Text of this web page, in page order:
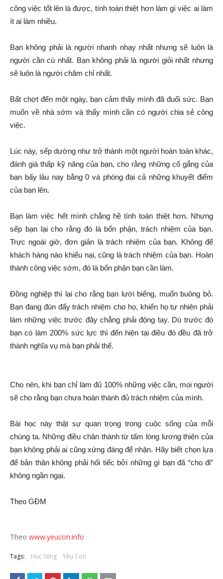
công việc tốt lên là được, tính toán thiệt hơn làm gì việc ai làm
ít ai làm nhiều.
Bạn không phải là người nhanh nhạy nhất nhưng sẽ luôn là
người cần cù nhất. Bạn không phải là người giỏi nhất nhưng
sẽ luôn là người chăm chỉ nhất.
Bất chợt đến một ngày, bạn cảm thấy mình đã đuối sức. Bạn
muốn về nhà sớm và thấy mình cần có người chia sẻ công
việc.
Lúc này, sếp dường như trở thành một người hoàn toàn khác,
đánh giá thấp kỹ năng của bạn, cho rằng những cố gắng của
bạn bấy lâu nay bằng 0 và phóng đại cả những khuyết điểm
của bạn lên.
Bạn làm việc hết mình chẳng hề tính toán thiệt hơn. Nhưng
sếp bạn lại cho rằng đó là bổn phận, trách nhiệm của bạn.
Trực ngoài giờ, đơn giản là trách nhiệm của bạn. Không để
khách hàng nào khiếu nại, cũng là trách nhiệm của bạn. Hoàn
thành công việc sớm, đó là bổn phận bạn cần làm.
Đồng nghiệp thì lại cho rằng bạn lười biếng, muốn buông bỏ.
Bạn đang đùn đẩy trách nhiệm cho họ, khiến họ tự nhiên phải
làm những việc trước đây chẳng phải động tay. Dù trước đó
bạn có làm 200% sức lực thì đến hiện tại điều đó đều đã trở
thành nghĩa vụ mà bạn phải thế.
Cho nên, khi bạn chỉ làm đủ 100% những việc cần, mọi người
sẽ cho rằng bạn chưa hoàn thành đủ trách nhiệm của mình.
Bài học này thật sự quan trọng trong cuộc sống của mỗi
chúng ta. Những điều chân thành từ tấm lòng lương thiện của
bạn không phải ai cũng xứng đáng để nhận. Hãy biết chọn lựa
để bản thân không phải hối tiếc bởi những gì bạn đã “cho đi”
không ngần ngại.
Theo GĐM
Theo www.yeucon.info
Tags: Học Sống Yêu Con